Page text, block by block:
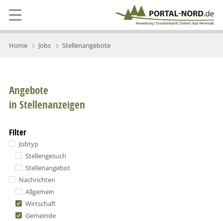
Home Jobs Stellenangebote
Angebote
in Stellenanzeigen
Filter
Jobtyp
Stellengesuch
Stellenangebot
Nachrichten
Allgemein
Wirtschaft
Gemeinde